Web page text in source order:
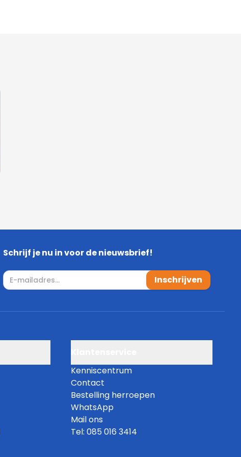
Schrijf je nu in voor de nieuwsbrief!
E-mail adres
Inschrijven
Kenniscentrum
Contact
Bestelling herroepen
WhatsApp
Mail ons
Tel: 085 016 3414